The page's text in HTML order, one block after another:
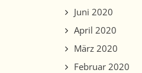
Juni 2020
April 2020
März 2020
Februar 2020